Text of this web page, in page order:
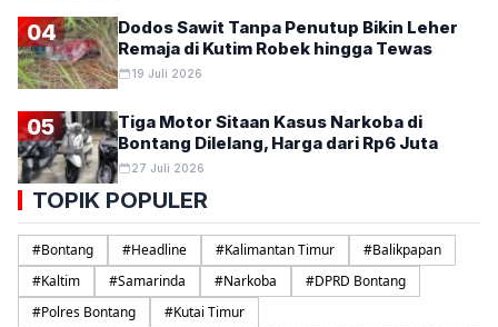
04
Dodos Sawit Tanpa Penutup Bikin Leher
Remaja di Kutim Robek hingga Tewas
19 Juli 2026
05
Tiga Motor Sitaan Kasus Narkoba di
Bontang Dilelang, Harga dari Rp6 Juta
27 Juli 2026
TOPIK POPULER
#Bontang #Headline #Kalimantan Timur #Balikpapan
#Kaltim #Samarinda #Narkoba #DPRD Bontang
#Polres Bontang #Kutai Timur